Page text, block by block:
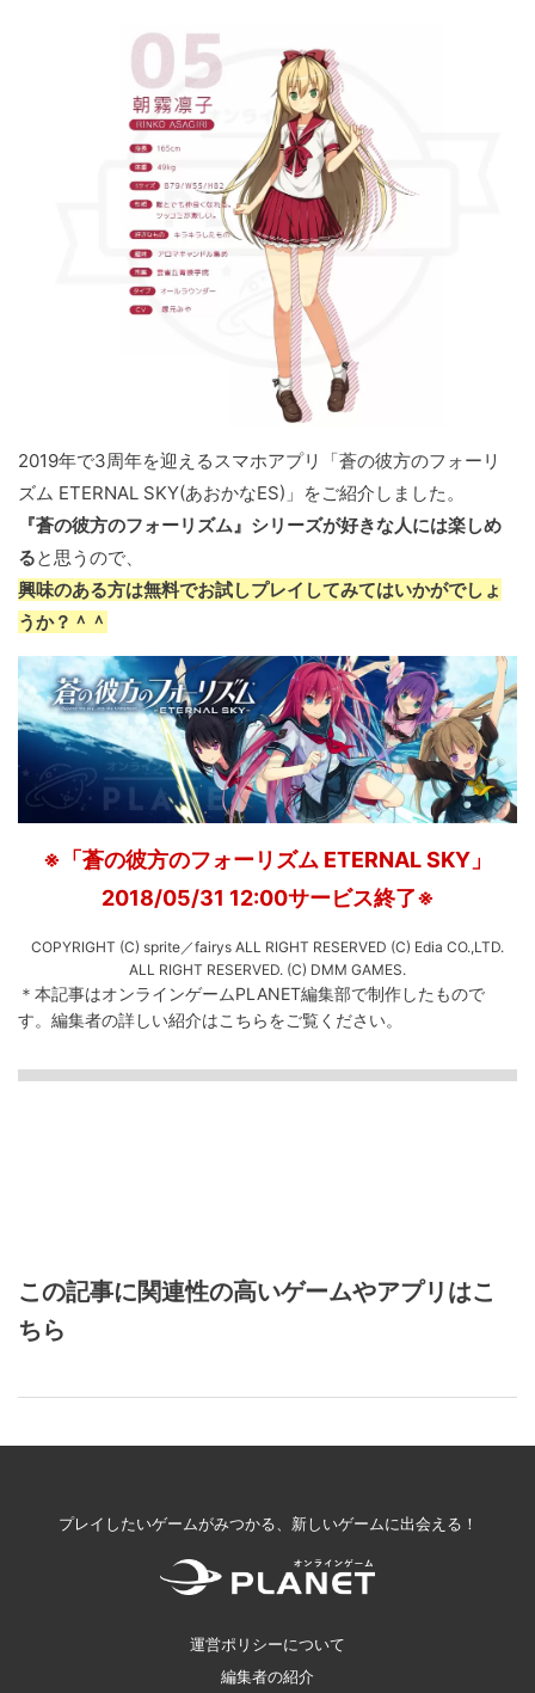
2019年で3周年を迎えるスマホアプリ「蒼の彼方のフォーリ
ズム ETERNAL SKY(あおかなES)」をご紹介しました。
『蒼の彼方のフォーリズム』シリーズが好きな人には楽しめ
ると思うので、
興味のある方は無料でお試しプレイしてみてはいかがでしょ
うか？＾＾
※「蒼の彼方のフォーリズム ETERNAL SKY」
2018/05/31 12:00サービス終了※
COPYRIGHT (C) sprite／fairys ALL RIGHT RESERVED (C) Edia CO.,LTD.
ALL RIGHT RESERVED. (C) DMM GAMES.
＊本記事はオンラインゲームPLANET編集部で制作したもので
す。 編集者の詳しい紹介はこちらをご覧ください。
この記事に関連性の高いゲームやアプリはこ
ちら
プレイしたいゲームがみつかる、新しいゲームに出会える！
運営ポリシーについて
編集者の紹介